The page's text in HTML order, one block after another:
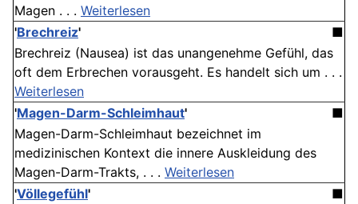
Magen . . . Weiterlesen
'Brechreiz'
■
Brechreiz (Nausea) ist das unangenehme Gefühl, das
oft dem Erbrechen vorausgeht. Es handelt sich um . . .
Weiterlesen
'Magen-Darm-Schleimhaut'
■
Magen-Darm-Schleimhaut bezeichnet im
medizinischen Kontext die innere Auskleidung des
Magen-Darm-Trakts, . . . Weiterlesen
'Völlegefühl'
■